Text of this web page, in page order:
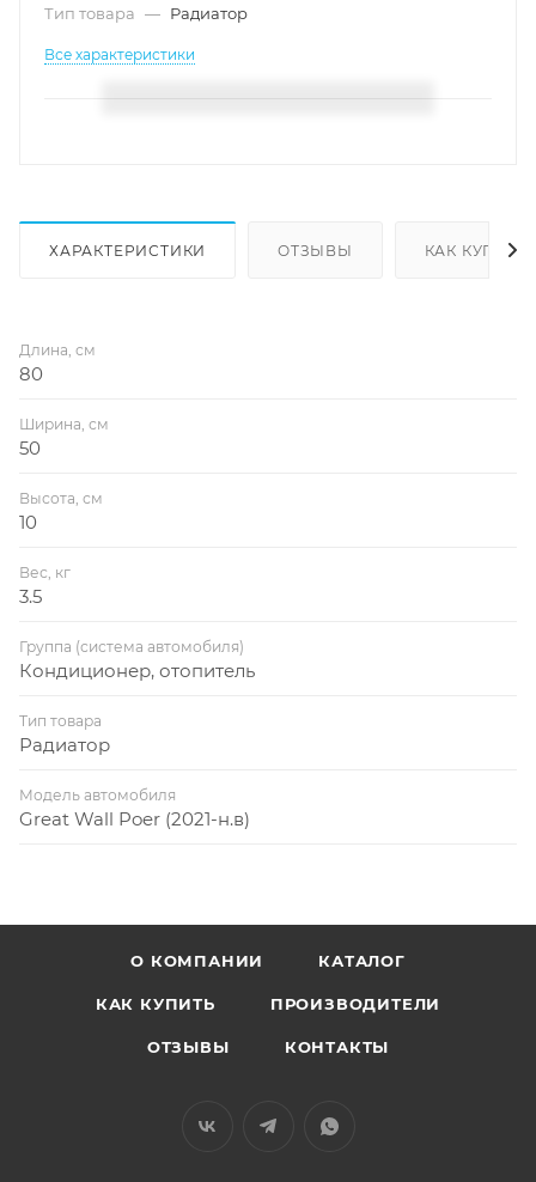
Тип товара — Радиатор
Все характеристики
ХАРАКТЕРИСТИКИ ОТЗЫВЫ КАК КУПИТЬ
Длина, см
80
Ширина, см
50
Высота, см
10
Вес, кг
3.5
Группа (система автомобиля)
Кондиционер, отопитель
Тип товара
Радиатор
Модель автомобиля
Great Wall Poer (2021-н.в)
О КОМПАНИИ КАТАЛОГ
КАК КУПИТЬ ПРОИЗВОДИТЕЛИ
ОТЗЫВЫ КОНТАКТЫ